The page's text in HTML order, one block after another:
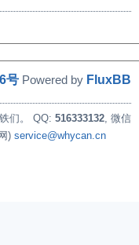
号 Powered by FluxBB
们。 QQ: 516333132, 微信
) service@whycan.cn